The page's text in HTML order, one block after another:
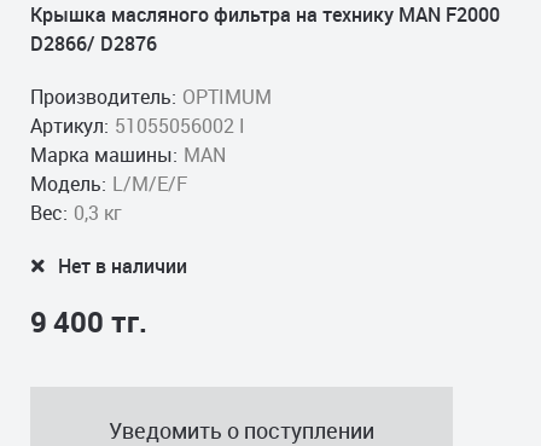
Крышка масляного фильтра на технику MAN F2000
D2866/ D2876
Производитель: OPTIMUM
Артикул: 51055056002 I
Марка машины: MAN
Модель: L/M/E/F
Вес: 0,3 кг
Нет в наличии
9 400 тг.
Уведомить о поступлении